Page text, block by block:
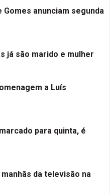
anunciam segunda
já são marido e mulher
a Luís
para quinta, é
da televisão na